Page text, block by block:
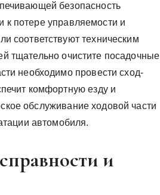
безопасность
потере управляемости и
соответствуют техническим
тщательно очистите посадочные
необходимо провести сход-
комфортную езду и
обслуживание ходовой части
автомобиля.
и